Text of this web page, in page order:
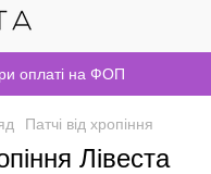
оплаті на ФОП
Патчі від хропіння
Лівеста